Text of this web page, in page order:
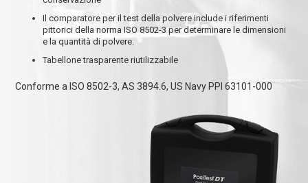
Il comparatore per il test della polvere include i riferimenti
pittorici della norma ISO 8502-3 per determinare le dimensioni
e la quantità di polvere.
Tabellone trasparente riutilizzabile
Conforme a ISO 8502-3, AS 3894.6, US Navy PPI 63101-000